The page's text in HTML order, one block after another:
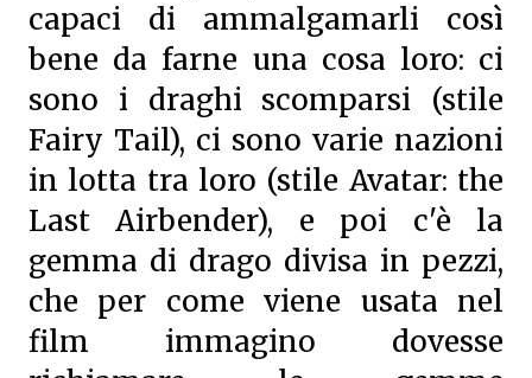
capaci di ammalgamarli così
bene da farne una cosa loro: ci
sono i draghi scomparsi (stile
Fairy Tail), ci sono varie nazioni
in lotta tra loro (stile Avatar: the
Last Airbender), e poi c'è la
gemma di drago divisa in pezzi,
che per come viene usata nel
film immagino dovesse